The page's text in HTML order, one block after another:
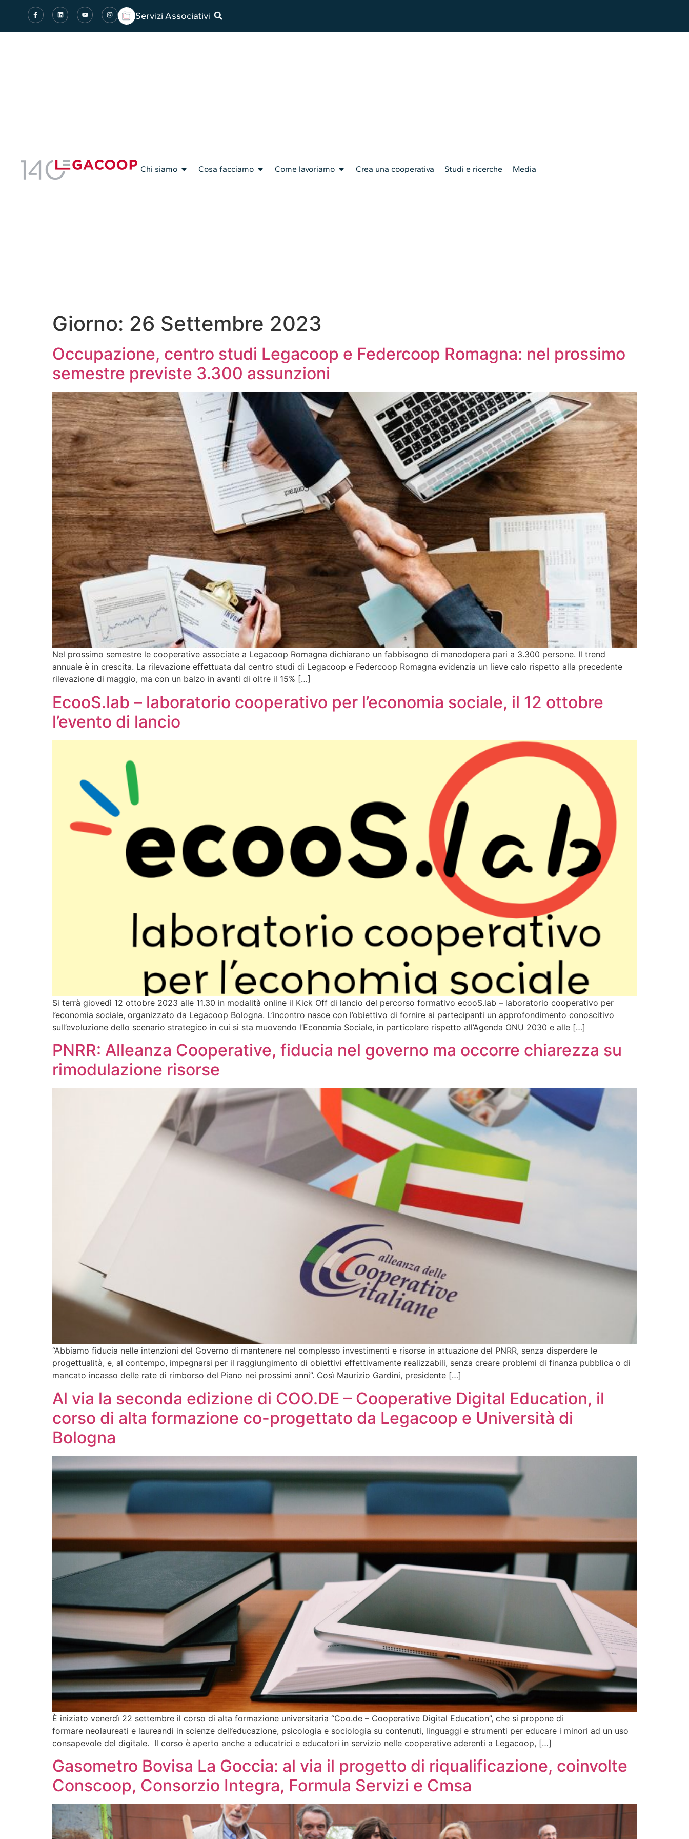
Servizi Associativi
Chi siamo Cosa facciamo Come lavoriamo Crea una cooperativa Studi e ricerche Media
Giorno: 26 Settembre 2023
Occupazione, centro studi Legacoop e Federcoop Romagna: nel prossimo
semestre previste 3.300 assunzioni
Nel prossimo semestre le cooperative associate a Legacoop Romagna dichiarano un fabbisogno di manodopera pari a 3.300 persone. Il trend
annuale è in crescita. La rilevazione effettuata dal centro studi di Legacoop e Federcoop Romagna evidenzia un lieve calo rispetto alla precedente
rilevazione di maggio, ma con un balzo in avanti di oltre il 15% […]
EcooS.lab – laboratorio cooperativo per l’economia sociale, il 12 ottobre
l’evento di lancio
Si terrà giovedì 12 ottobre 2023 alle 11.30 in modalità online il Kick Off di lancio del percorso formativo ecooS.lab – laboratorio cooperativo per
l’economia sociale, organizzato da Legacoop Bologna. L’incontro nasce con l’obiettivo di fornire ai partecipanti un approfondimento conoscitivo
sull’evoluzione dello scenario strategico in cui si sta muovendo l’Economia Sociale, in particolare rispetto all’Agenda ONU 2030 e alle […]
PNRR: Alleanza Cooperative, fiducia nel governo ma occorre chiarezza su
rimodulazione risorse
“Abbiamo fiducia nelle intenzioni del Governo di mantenere nel complesso investimenti e risorse in attuazione del PNRR, senza disperdere le
progettualità, e, al contempo, impegnarsi per il raggiungimento di obiettivi effettivamente realizzabili, senza creare problemi di finanza pubblica o di
mancato incasso delle rate di rimborso del Piano nei prossimi anni”. Così Maurizio Gardini, presidente […]
Al via la seconda edizione di COO.DE – Cooperative Digital Education, il
corso di alta formazione co-progettato da Legacoop e Università di
Bologna
È iniziato venerdì 22 settembre il corso di alta formazione universitaria “Coo.de – Cooperative Digital Education”, che si propone di
formare neolaureati e laureandi in scienze dell’educazione, psicologia e sociologia su contenuti, linguaggi e strumenti per educare i minori ad un uso
consapevole del digitale. Il corso è aperto anche a educatrici e educatori in servizio nelle cooperative aderenti a Legacoop, […]
Gasometro Bovisa La Goccia: al via il progetto di riqualificazione, coinvolte
Conscoop, Consorzio Integra, Formula Servizi e Cmsa